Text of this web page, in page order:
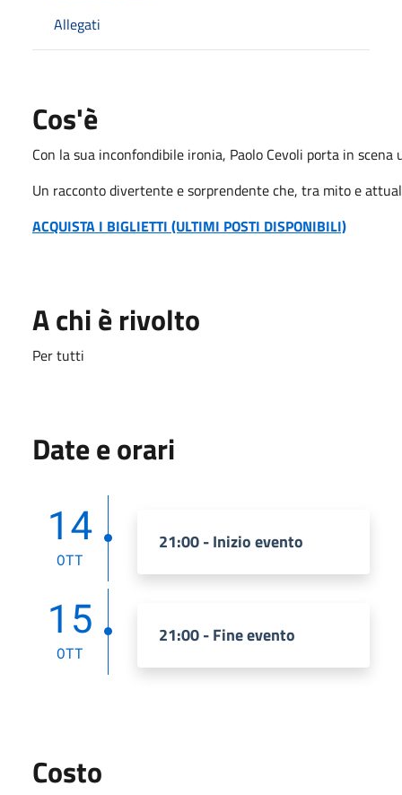
Allegati
Cos'è
Con la sua inconfondibile ironia, Paolo Cevoli porta in
Un racconto divertente e sorprendente che, tra mito e
ACQUISTA I BIGLIETTI (ULTIMI POSTI DISPONIBILI)
A chi è rivolto
Per tutti
Date e orari
14
OTT
21:00 - Inizio evento
15
OTT
21:00 - Fine evento
Costo